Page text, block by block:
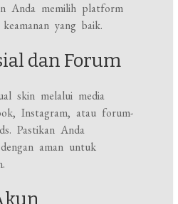
Anda memilih platform
yang baik.
dan Forum
skin melalui media
Instagram, atau forum-
Pastikan Anda
aman untuk